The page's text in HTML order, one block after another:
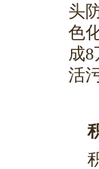
头
色
成
活